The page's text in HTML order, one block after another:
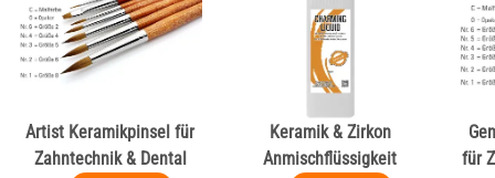
Artist Keramikpinsel für
Zahntechnik & Dental
Keramik & Zirkon
Anmischflüssigkeit
für